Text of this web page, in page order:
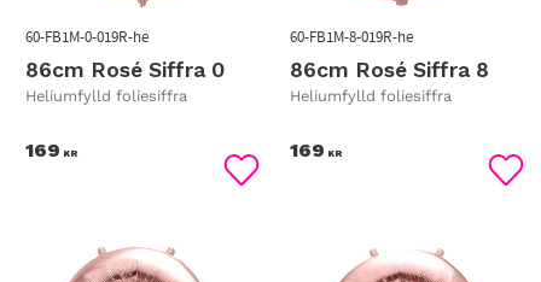
86cm Rosé Siffra 0
Heliumfylld foliesiffra
60-FB1M-0-019R-he
169 KR
Lägg till i favoriter
86cm Rosé Siffra 8
Heliumfylld foliesiffra
60-FB1M-8-019R-he
169 KR